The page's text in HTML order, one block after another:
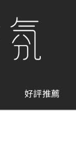
好評推薦